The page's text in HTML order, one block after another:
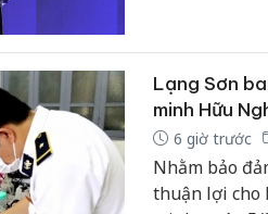
Lạng Sơn
minh Hữu
6 giờ trước
Nhằm bảo
thuận lợi cho